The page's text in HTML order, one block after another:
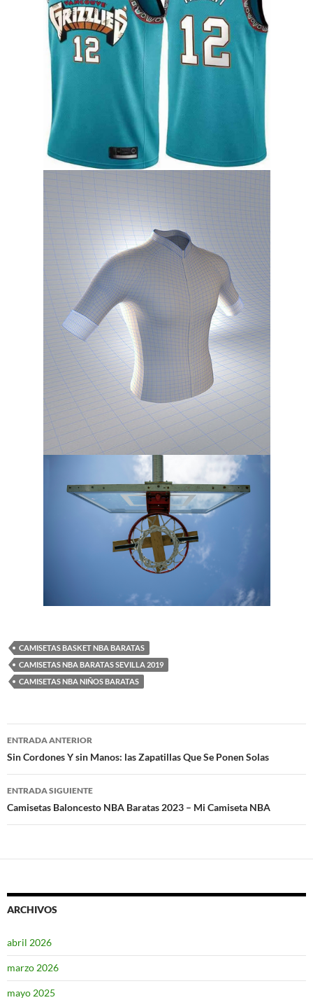
CAMISETAS BASKET NBA BARATAS
CAMISETAS NBA BARATAS SEVILLA 2019
CAMISETAS NBA NIÑOS BARATAS
Navegación
de
entradas
ENTRADA ANTERIOR
Sin Cordones Y sin Manos: las Zapatillas Que Se Ponen Solas
ENTRADA SIGUIENTE
Camisetas Baloncesto NBA Baratas 2023 – Mi Camiseta NBA
ARCHIVOS
abril 2026
marzo 2026
mayo 2025